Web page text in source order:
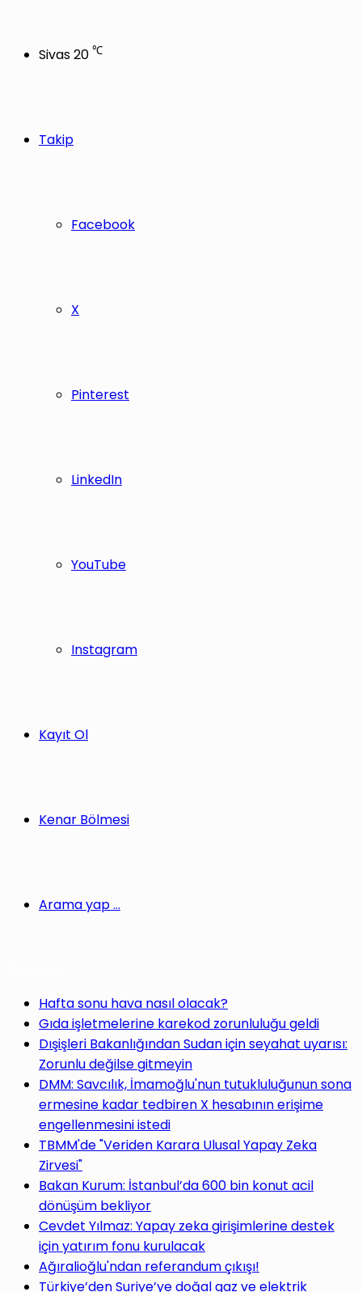
Sivas20 ℃
Takip
Facebook
X
Pinterest
LinkedIn
YouTube
Instagram
Kayıt Ol
Kenar Bölmesi
Arama yap ...
Hafta sonu hava nasıl olacak?
Gıda işletmelerine karekod zorunluluğu geldi
Dışişleri Bakanlığından Sudan için seyahat uyarısı:
Zorunlu değilse gitmeyin
DMM: Savcılık, İmamoğlu'nun tutukluluğunun sona
ermesine kadar tedbiren X hesabının erişime
engellenmesini istedi
TBMM'de "Veriden Karara Ulusal Yapay Zeka
Zirvesi"
Bakan Kurum: İstanbul’da 600 bin konut acil
dönüşüm bekliyor
Cevdet Yılmaz: Yapay zeka girişimlerine destek
için yatırım fonu kurulacak
Ağıralioğlu'ndan referandum çıkışı!
Türkiye’den Suriye’ye doğal gaz ve elektrik